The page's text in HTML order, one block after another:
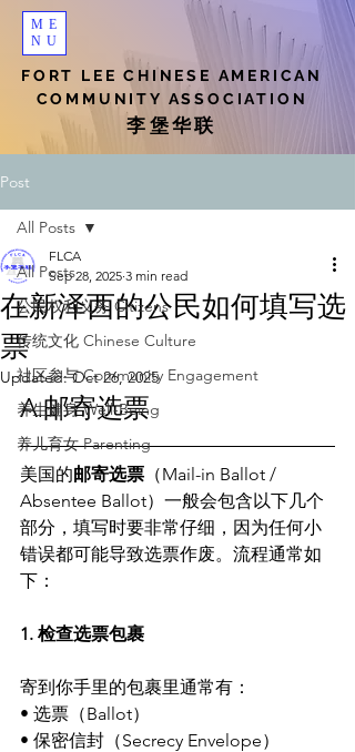
ME
NU
FORT LEE CHINESE AMERICAN
COMMUNITY ASSOCIATION
李堡华联
Post
All Posts
公民权利义务 Citizens
传统文化 Chinese Culture
社区参与 Community Engagement
养生健身 Well-Being
养儿育女 Parenting
All Posts
在新泽西的公民如何填写选
票
FLCA
Sep 28, 2025 3 min read
Updated:Oct 26, 2025
A.邮寄选票
美国的邮寄选票 （Mail-in Ballot /
Absentee Ballot）一般会包含以下几个
部分，填写时要非常仔细，因为任何小
错误都可能导致选票作废。流程通常如
下：
1. 检查选票包裹
寄到你手里的包裹里通常有：
• 选票（Ballot）
• 保密信封（Secrecy Envelope）